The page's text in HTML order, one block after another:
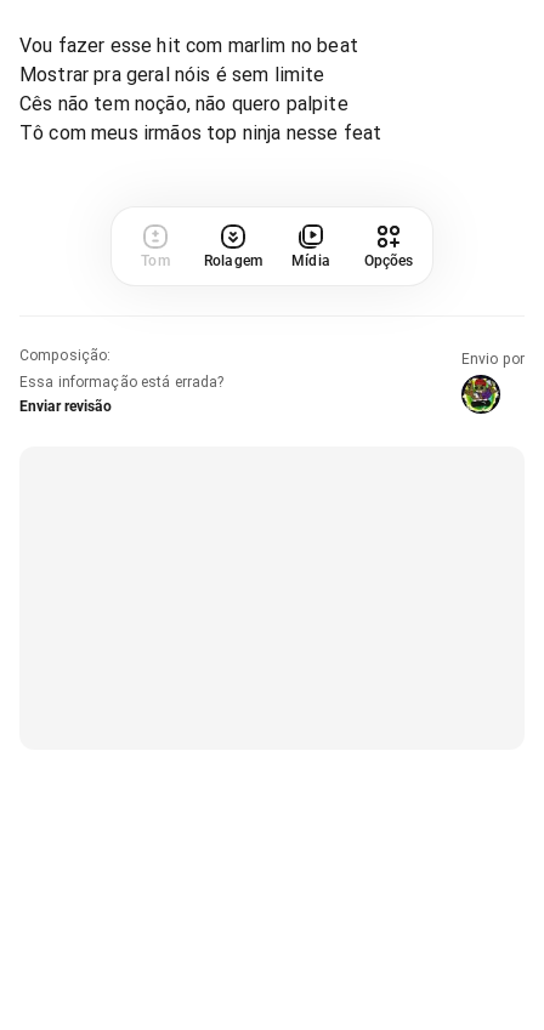
Vou fazer esse hit com marlim no beat
Mostrar pra geral nóis é sem limite
Cês não tem noção, não quero palpite
Tô com meus irmãos top ninja nesse feat
Tom Rolagem Mídia Opções
Composição:
Essa informação está errada?
Enviar revisão
Envio por